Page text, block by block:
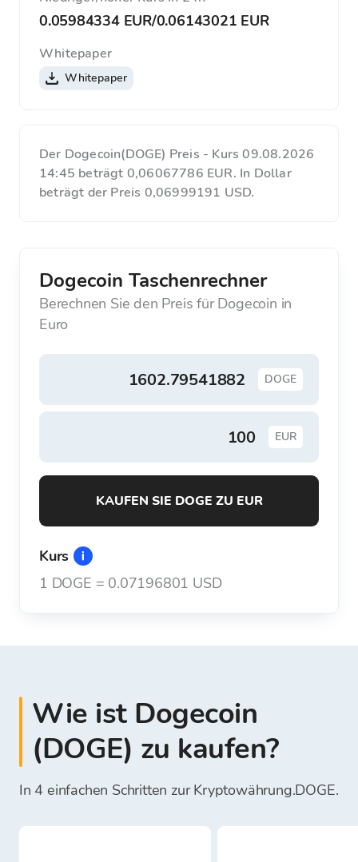
0.05984334 EUR/0.06143021 EUR
Whitepaper
Whitepaper
Der Dogecoin(DOGE) Preis - Kurs 09.08.2026
14:45 beträgt 0,06067786 EUR. In Dollar
beträgt der Preis 0,06999191 USD.
Dogecoin Taschenrechner
Berechnen Sie den Preis für Dogecoin in
Euro
DOGE
EUR
KAUFEN SIE DOGE ZU EUR
Kurs
1 DOGE = 0.07196801 USD
Wie ist Dogecoin
(DOGE) zu kaufen?
In 4 einfachen Schritten zur Kryptowährung.DOGE.